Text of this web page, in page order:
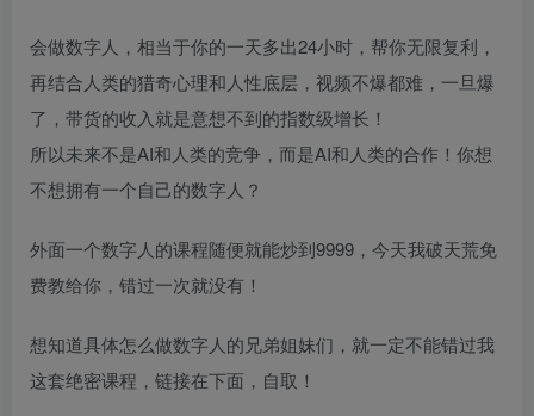
会做数字人，相当于你的一天多出24小时，帮你无限复利，
再结合人类的猎奇心理和人性底层，视频不爆都难，一旦爆
了，带货的收入就是意想不到的指数级增长！
所以未来不是AI和人类的竞争，而是AI和人类的合作！你想
不想拥有一个自己的数字人？
外面一个数字人的课程随便就能炒到9999，今天我破天荒免
费教给你，错过一次就没有！
想知道具体怎么做数字人的兄弟姐妹们，就一定不能错过我
这套绝密课程，链接在下面，自取！